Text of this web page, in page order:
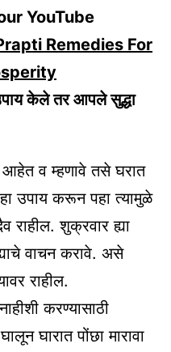
YouTube
Remedies For
केले तर आपले सुद्धा
व म्हणावे तसे घरात
उपाय करून पहा त्यामुळे
राहील. शुक्रवार ह्या
वाचन करावे. असे
राहील.
करण्यासाठी
घारात पोंछा मारावा